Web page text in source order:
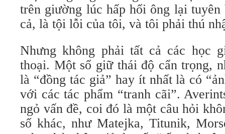
trên giường lúc hấp hối ông lại tuyên
cả, là tội lỗi của tôi, và tôi phải thú
Nhưng không phải tất cả các học
thoại. Một số giữ thái độ cẩn trọng,
là “đồng tác giả” hay ít nhất là có
với các tác phẩm “tranh cãi”.
ngỏ vấn đề, coi đó là một câu hỏi
số khác, như Matejka, Titunik,